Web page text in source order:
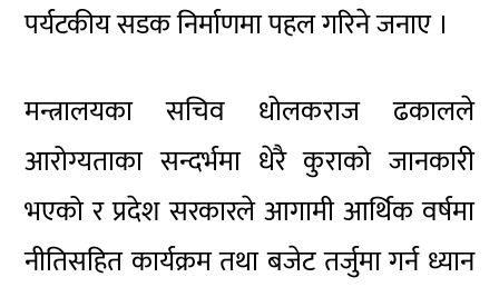
पर्यटकीय सडक निर्माणमा पहल गरिने जनाए ।
मन्त्रालयका सचिव धोलकराज ढकालले
आरोग्यताका सन्दर्भमा धेरै कुराको जानकारी
भएको र प्रदेश सरकारले आगामी आर्थिक वर्षमा
नीतिसहित कार्यक्रम तथा बजेट तर्जुमा गर्न ध्यान